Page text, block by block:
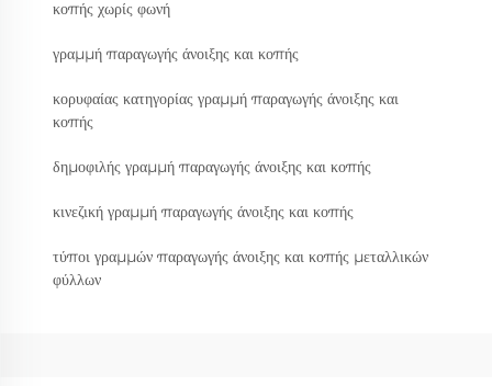
κοπής χωρίς φωνή
γραμμή παραγωγής άνοιξης και κοπής
κορυφαίας κατηγορίας γραμμή παραγωγής άνοιξης και
κοπής
δημοφιλής γραμμή παραγωγής άνοιξης και κοπής
κινεζική γραμμή παραγωγής άνοιξης και κοπής
τύποι γραμμών παραγωγής άνοιξης και κοπής μεταλλικών
φύλλων